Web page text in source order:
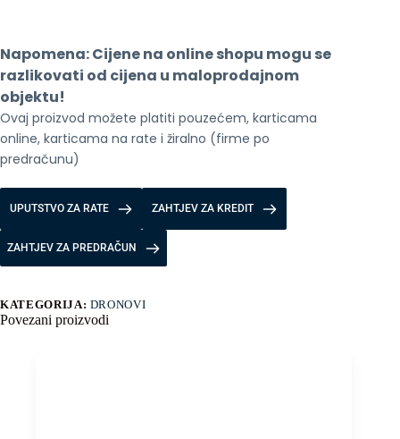
4/3
CMOS
količina
Napomena: Cijene na online shopu mogu se
razlikovati od cijena u maloprodajnom
objektu!
Ovaj proizvod možete platiti pouzećem, karticama
online, karticama na rate i žiralno (firme po
predračunu)
UPUTSTVO ZA RATE ZAHTJEV ZA KREDIT
ZAHTJEV ZA PREDRAČUN
KATEGORIJA: DRONOVI
Povezani proizvodi